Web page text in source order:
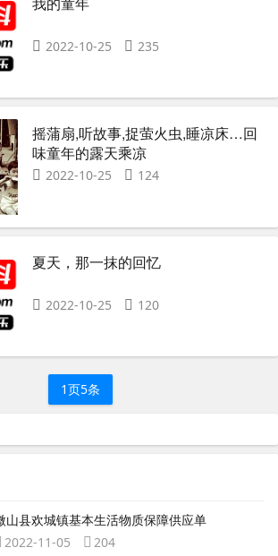
2022-10-25 235
摇蒲扇,听故事,捉萤火虫,睡凉床…回
味童年的露天乘凉
2022-10-25 124
夏天，那一抹的回忆
2022-10-25 120
1页5条
山县欢城镇基本生活物质保障供应单
2022-11-05
204